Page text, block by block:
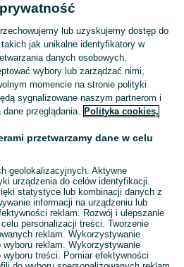
Sprzedaż rowerów górskich Brodnica ▶️ Aktualne oferty nowe i używane ✅ Szeroki wybór produktów w najlepszych cenach ✌ Sprawdź oferty na OLX.pl! Zobacz
lub uzyskujemy dostęp do
jak unikalne identyfikatory w
danych osobowych.
wybory lub zarządzać nimi,
momencie na stronie polityki
sygnalizowane naszym partnerom i
dane przeglądania. Polityka cookies,
przetwarzamy dane w celu
geolokalizacyjnych. Aktywne
urządzenia do celów identyfikacji.
statystyce lub kombinacji danych z
informacji na urządzeniu lub
reklam. Rozwój i ulepszanie
personalizacji treści. Tworzenie
reklam. Wykorzystywanie
reklam. Wykorzystywanie
treści. Pomiar efektywności